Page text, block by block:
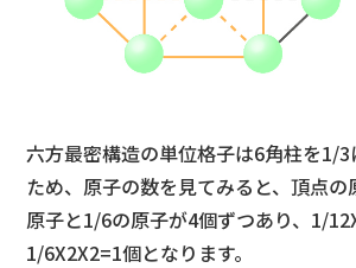
六方最密構造の単位格子は6角柱を1/
ため、原子の数を見てみると、頂点
原子と1/6の原子が4個ずつあり、1/
1/6X2X2=1個となります。